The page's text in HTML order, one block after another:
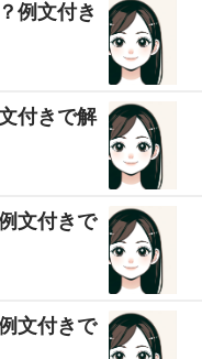
例文付き
付きで解
文付きで
文付きで